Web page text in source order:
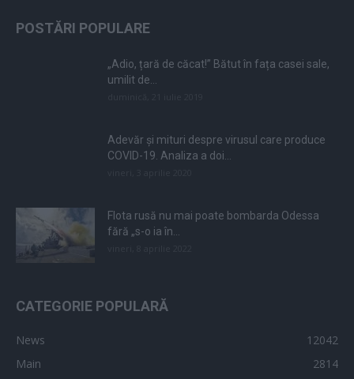
POSTĂRI POPULARE
„Adio, țară de căcat!” Bătut în fața casei sale,
umilit de...
Adevăr și mituri despre virusul care produce
COVID-19. Analiza a doi...
Flota rusă nu mai poate bombarda Odessa
fără „s-o ia în...
CATEGORIE POPULARĂ
News
12042
Main
2814